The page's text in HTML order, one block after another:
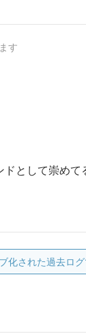
す
ドとして崇めて
化された過去ログ